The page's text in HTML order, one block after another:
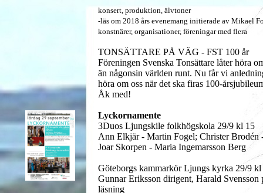
konsert, produktion, älvtoner
-läs om 2018 års evenemang initierade av Mikael
konstnärer, organisationer, föreningar med flera
TONSÄTTARE PÅ VÄG - FST 100 år
Föreningen Svenska Tonsättare låter höra
än någonsin världen runt. Nu får vi
höra om oss när det ska firas 100-
Åk med!
Lyckornamente
3Duos Ljungskile folkhögskola 29/9 kl 15
Ann Elkjär - Martin Fogel; Christer Brodén
Joar Skorpen - Maria Ingemarsson Berg
Göteborgs kammarkör Ljungs kyrka 29/9 kl
Gunnar Eriksson dirigent, Harald
läsning